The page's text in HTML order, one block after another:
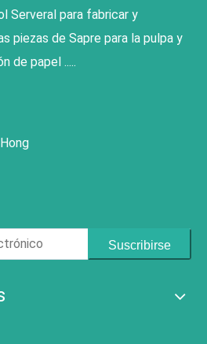
Serveral para fabricar y
piezas de Sapre para la pulpa y
de papel .....
Suscribirse